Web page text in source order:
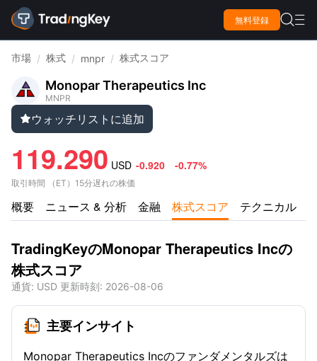
無料登録  
市場 / 株式 / mnpr / 株式スコア
Monopar Therapeutics Inc
MNPR
ウォッチリストに追加
119.290 USD -0.920 -0.77%
取引時間 （ ET ） 15分遅れの株価
概要 ニュース & 分析 金融 株式スコア テクニカル
TradingKeyのMonopar Therapeutics Incの
株式スコア
通貨: USD 更新時刻: 2026-08-06
主要インサイト
Monopar Therapeutics Incのファンダメンタルズは